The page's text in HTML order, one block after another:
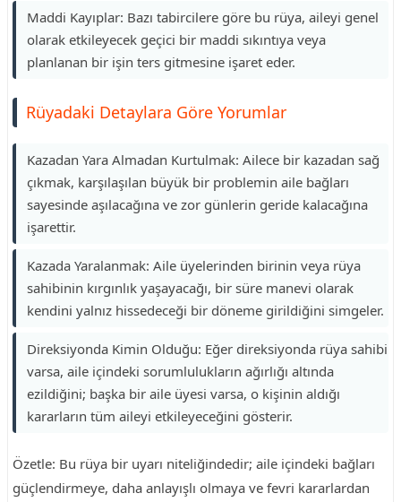
Maddi Kayıplar: Bazı tabircilere göre bu rüya, aileyi genel
olarak etkileyecek geçici bir maddi sıkıntıya veya
planlanan bir işin ters gitmesine işaret eder.
Rüyadaki Detaylara Göre Yorumlar
Kazadan Yara Almadan Kurtulmak: Ailece bir kazadan sağ
çıkmak, karşılaşılan büyük bir problemin aile bağları
sayesinde aşılacağına ve zor günlerin geride kalacağına
işarettir.
Kazada Yaralanmak: Aile üyelerinden birinin veya rüya
sahibinin kırgınlık yaşayacağı, bir süre manevi olarak
kendini yalnız hissedeceği bir döneme girildiğini simgeler.
Direksiyonda Kimin Olduğu: Eğer direksiyonda rüya sahibi
varsa, aile içindeki sorumlulukların ağırlığı altında
ezildiğini; başka bir aile üyesi varsa, o kişinin aldığı
kararların tüm aileyi etkileyeceğini gösterir.
Özetle: Bu rüya bir uyarı niteliğindedir; aile içindeki bağları
güçlendirmeye, daha anlayışlı olmaya ve fevri kararlardan